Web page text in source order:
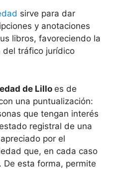
sirve para dar
y anotaciones
libros, favoreciendo la
del tráfico jurídico
de Lillo es de
una puntualización:
que tengan interés
registral de una
por el
que, en cada caso
De esta forma, permite